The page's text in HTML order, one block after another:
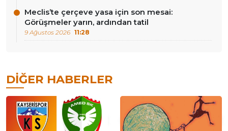
Meclis’te çerçeve yasa için son mesai:
Görüşmeler yarın, ardından tatil
9 Ağustos 2026 11:28
DIĞER HABERLER